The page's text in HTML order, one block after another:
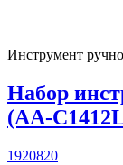
Инструмент
Набор
(AA-
1920820